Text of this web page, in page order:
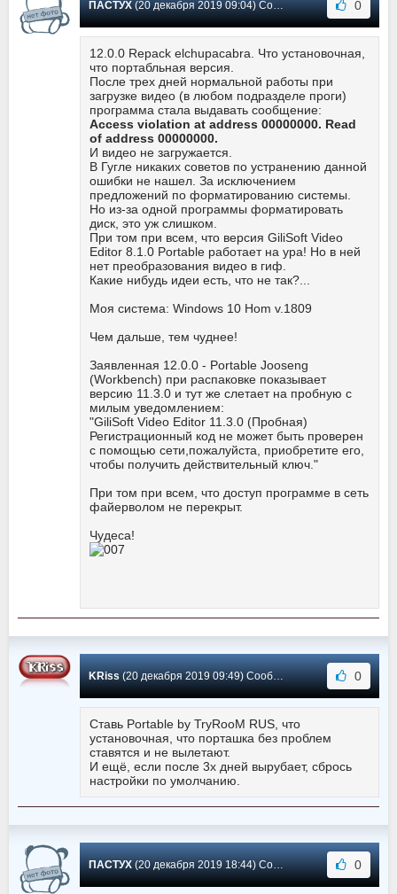
ПАСТУХ(20 декабря 2019 09:04) Сообщение #173 0
12.0.0 Repack elchupacabra. Что установочная,
что портабльная версия.
После трех дней нормальной работы при
загрузке видео (в любом подразделе проги)
программа стала выдавать сообщение:
Access violation at address 00000000. Read
of address 00000000.
И видео не загружается.
В Гугле никаких советов по устранению данной
ошибки не нашел. За исключением
предложений по форматированию системы.
Но из-за одной программы форматировать
диск, это уж слишком.
При том при всем, что версия GiliSoft Video
Editor 8.1.0 Portable работает на ура! Но в ней
нет преобразования видео в гиф.
Какие нибудь идеи есть, что не так?...
Моя система: Windows 10 Hom v.1809
Чем дальше, тем чуднее!
Заявленная 12.0.0 - Portable Jooseng
(Workbench) при распаковке показывает
версию 11.3.0 и тут же слетает на пробную с
милым уведомлением:
"GiliSoft Video Editor 11.3.0 (Пробная)
Регистрационный код не может быть проверен
с помощью сети,пожалуйста, приобретите его,
чтобы получить действительный ключ."
При том при всем, что доступ программе в сеть
файерволом не перекрыт.
Чудеса!
KRiss(20 декабря 2019 09:49) Сообщение #172 0
Ставь Portable by TryRooM RUS, что
установочная, что порташка без проблем
ставятся и не вылетают.
И ещё, если после 3х дней вырубает, сбрось
настройки по умолчанию.
ПАСТУХ(20 декабря 2019 18:44) Сообщение #171 0